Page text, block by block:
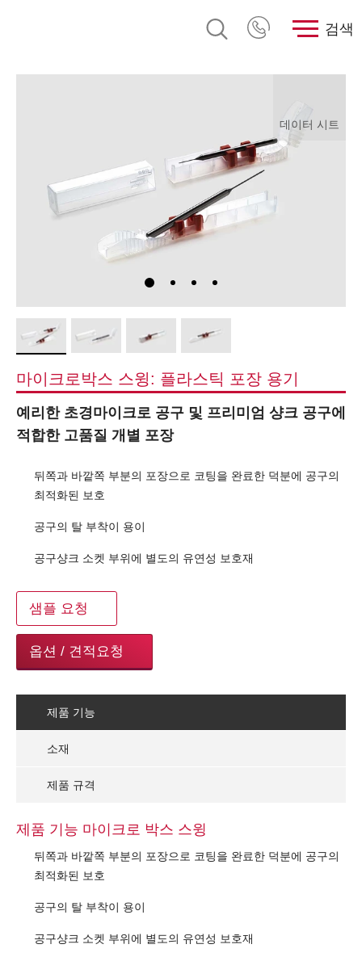
검색
데이터 시트
마이크로박스 스윙: 플라스틱 포장 용기
예리한 초경마이크로 공구 및 프리미엄 샹크 공구에
적합한 고품질 개별 포장
뒤쪽과 바깥쪽 부분의 포장으로 코팅을 완료한 덕분에 공구의
최적화된 보호
공구의 탈 부착이 용이
공구샹크 소켓 부위에 별도의 유연성 보호재
샘플 요청
옵션 / 견적요청
제품 기능
소재
제품 규격
제품 기능 마이크로 박스 스윙
뒤쪽과 바깥쪽 부분의 포장으로 코팅을 완료한 덕분에 공구의
최적화된 보호
공구의 탈 부착이 용이
공구샹크 소켓 부위에 별도의 유연성 보호재